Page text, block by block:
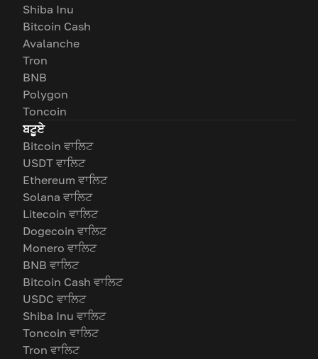
Shiba Inu
Bitcoin Cash
Avalanche
Tron
BNB
Polygon
Toncoin
ਬਟੂਏ
Bitcoin ਵਾਲਿਟ
USDT ਵਾਲਿਟ
Ethereum ਵਾਲਿਟ
Solana ਵਾਲਿਟ
Litecoin ਵਾਲਿਟ
Dogecoin ਵਾਲਿਟ
Monero ਵਾਲਿਟ
BNB ਵਾਲਿਟ
Bitcoin Cash ਵਾਲਿਟ
USDC ਵਾਲਿਟ
Shiba Inu ਵਾਲਿਟ
Toncoin ਵਾਲਿਟ
Tron ਵਾਲਿਟ